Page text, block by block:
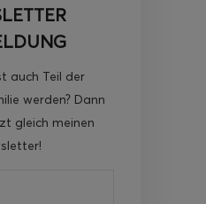
auch Teil der
werden? Dann
gleich meinen